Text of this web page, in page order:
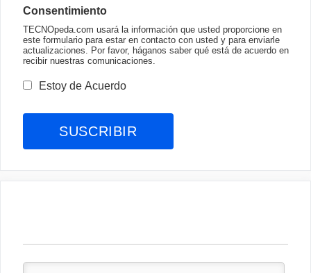
Consentimiento
TECNOpeda.com usará la información que usted proporcione en
este formulario para estar en contacto con usted y para enviarle
actualizaciones. Por favor, háganos saber qué está de acuerdo en
recibir nuestras comunicaciones.
Estoy de Acuerdo